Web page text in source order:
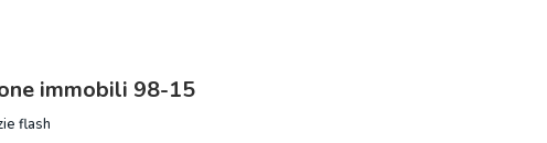
immobili 98-15
flash